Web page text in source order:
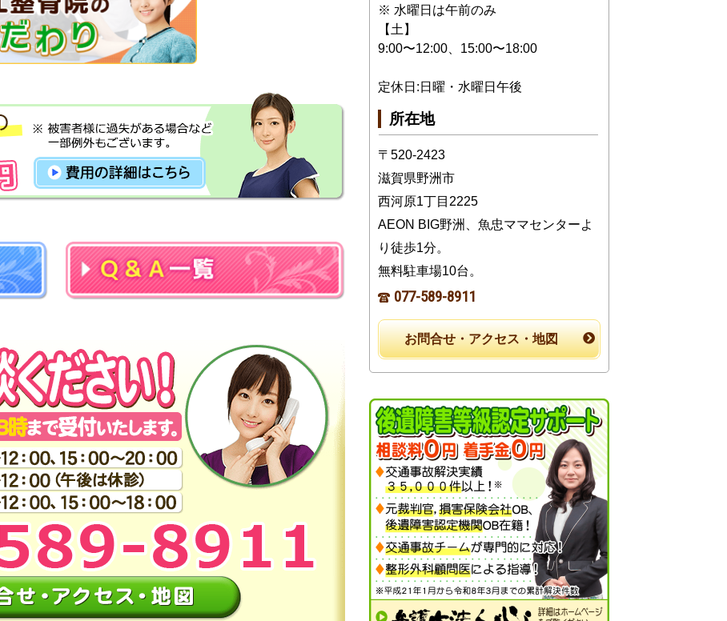
※ 水曜日は午前のみ
【土】
9:00〜12:00、15:00〜18:00
定休日:日曜・水曜日午後
所在地
〒520-2423
滋賀県野洲市
西河原1丁目2225
AEON BIG野洲、魚忠ママセンターよ
り徒歩1分。
無料駐車場10台。
077-589-8911
お問合せ・アクセス・地図